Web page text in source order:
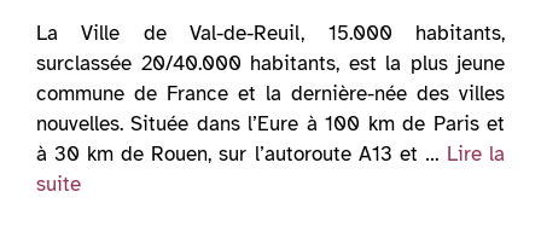
La Ville de Val-de-Reuil, 15.000 habitants,
surclassée 20/40.000 habitants, est la plus jeune
commune de France et la dernière-née des villes
nouvelles. Située dans l’Eure à 100 km de Paris et
à 30 km de Rouen, sur l’autoroute A13 et … Lire la
suite